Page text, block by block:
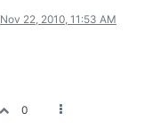
Nov 22, 2010, 11:53 AM
0